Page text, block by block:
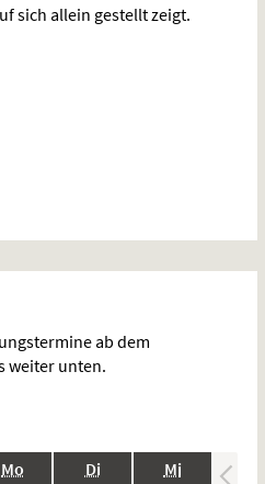
sich allein gestellt zeigt.
ab dem
weiter unten.
Mo Di.,
Mi.,